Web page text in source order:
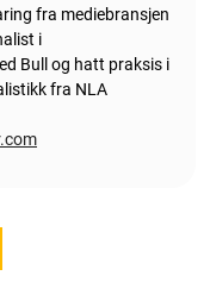
fra mediebransjen
i
Bull og hatt praksis i
fra NLA